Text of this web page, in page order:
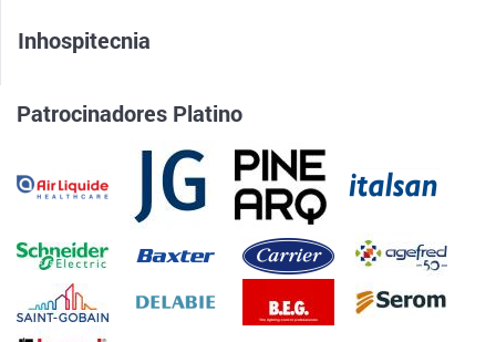
Inhospitecnia
Patrocinadores Platino